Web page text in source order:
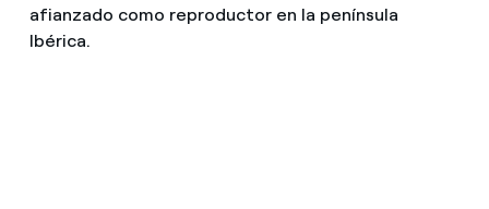
afianzado como reproductor en la península
Ibérica.